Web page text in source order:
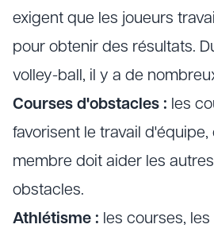
exigent que les joueurs
pour obtenir des résultats.
volley-ball, il y a de
Courses d'obstacles : les
favorisent le travail d'équipe,
membre doit aider les
obstacles.
Athlétisme : les courses,